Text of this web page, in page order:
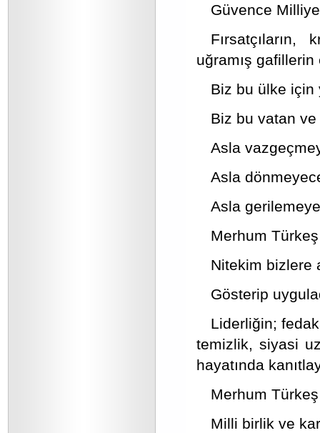
Güvence
Fırsatçıların,
uğramış
Biz bu ülke için
Biz bu vatan
Asla
Asla
Asla
Merhum Türkeş
Nitekim bizlere
Gösterip
Liderliğin;
temizlik, siyasi
hayatında
Merhum
Milli birlik ve